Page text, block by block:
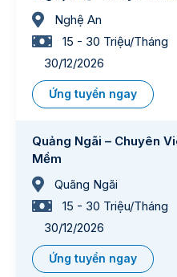
Nghệ An
15 - 30 Triệu/Tháng
30/12/2026
Ứng tuyển ngay
Quảng Ngãi – Chuyên
Mềm
Quãng Ngãi
15 - 30 Triệu/Tháng
30/12/2026
Ứng tuyển ngay